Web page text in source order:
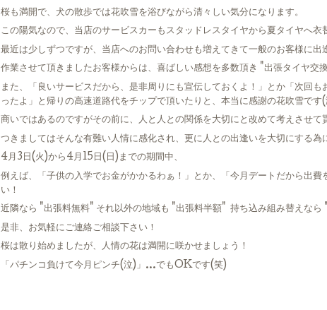
桜も満開で、犬の散歩では花吹雪を浴びながら清々しい気分になります。
この陽気なので、当店のサービスカーもスタッドレスタイヤから夏タイヤへ衣
最近は少しずつですが、当店へのお問い合わせも増えてきて一般のお客様に出
作業させて頂きましたお客様からは、喜ばしい感想を多数頂き "出張タイヤ
また、「良いサービスだから、是非周りにも宣伝しておくよ！」とか「次回
ったよ」と帰りの高速道路代をチップで頂いたりと、本当に感謝の花吹雪です(
商いではあるのですがその前に、人と人との関係を大切にと改めて考えさせて
つきましてはそんな有難い人情に感化され、更に人との出逢いを大切にする為
4月3日(火)から4月15日(日)までの期間中、
例えば、「子供の入学でお金がかかるわぁ！」とか、「今月デートだから出
い！
近隣なら "出張料無料" それ以外の地域も "出張料半額" 持ち込み組み替えなら
是非、お気軽にご連絡ご相談下さい！
桜は散り始めましたが、人情の花は満開に咲かせましょう！
「パチンコ負けて今月ピンチ(泣)」…でもOKです(笑)